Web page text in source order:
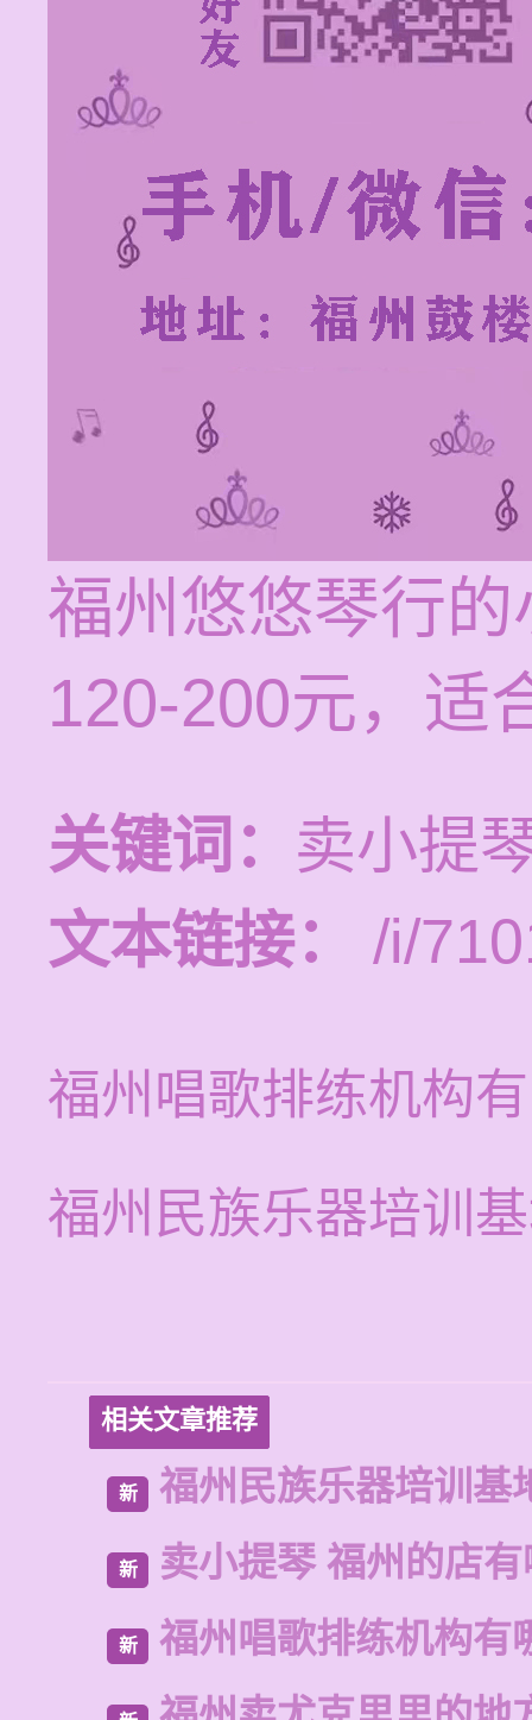
福州悠悠琴行
120-200元，适
关键词： 卖小提
文本链接：
/i/
福州唱歌排练机构
福州民族乐器培训
相关文章推荐
新 福州民族乐器培训基
新 卖小提琴 福州的店
新 福州唱歌排练机构有